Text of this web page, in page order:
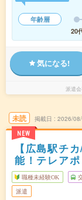
年齢層
20
気になる!
派遣会
未読
NEW
掲載日 2026/
【広島駅チ
能！テレアポ
職種未経験OK
派遣